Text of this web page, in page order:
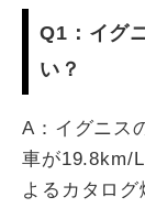
Q1：イグ
い？
A：イグニス
車が19.8km/
よるカタログ